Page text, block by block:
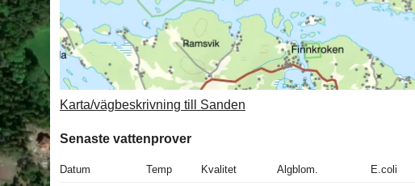
Karta/vägbeskrivning till Sanden
Senaste vattenprover
Datum Temp Kvalitet Algblom. E.coli